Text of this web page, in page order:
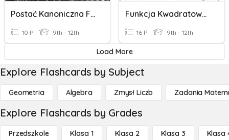
Postać Kanoniczna Funkcji Kwadratowej
10 P 9th - 12th
Funkcja Kwadratowa Poprawa - Klasa 2T
16 P 9th - 12th
Load More
Explore Flashcards by Subject
Geometria Algebra Zmysł Liczb Zadania
Explore Flashcards by Grades
Przedszkole Klasa 1 Klasa 2 Klasa 3 Klasa